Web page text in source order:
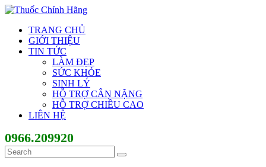
TRANG CHỦ
GIỚI THIỆU
TIN TỨC
LÀM ĐẸP
SỨC KHỎE
SINH LÝ
HỖ TRỢ CÂN NẶNG
HỖ TRỢ CHIỀU CAO
LIÊN HỆ
0966.209920